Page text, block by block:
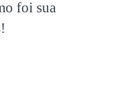
foi sua